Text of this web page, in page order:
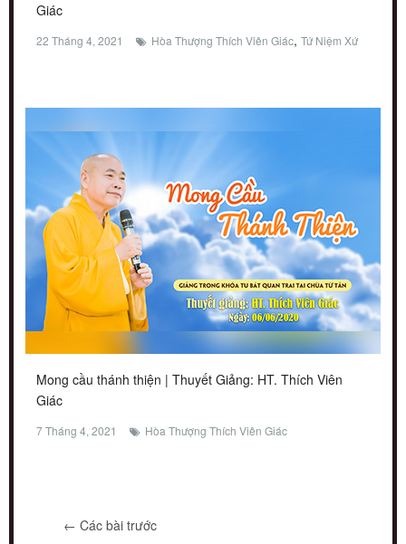
Giác
22 Tháng 4, 2021 Hòa Thượng Thích Viên Giác, Tứ Niệm Xứ
Mong cầu thánh thiện | Thuyết Giảng: HT. Thích Viên
Giác
7 Tháng 4, 2021 Hòa Thượng Thích Viên Giác
← Các bài trước